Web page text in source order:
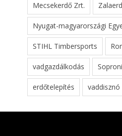
Mecsekerdő Zrt.
Nyugat-magyarországi
STIHL Timbersports
vadgazdálkodás
erdőtelepítés vaddisznó